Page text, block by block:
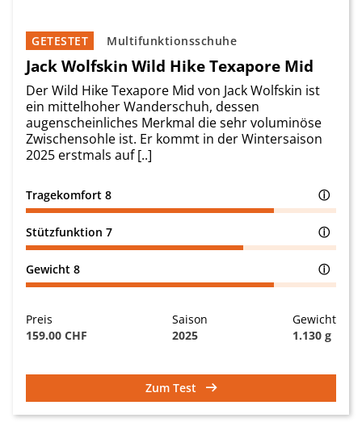
Multifunktionsschuhe
GETESTET
Jack Wolfskin Wild Hike Texapore Mid
Der Wild Hike Texapore Mid von Jack Wolfskin ist
ein mittelhoher Wanderschuh, dessen
augenscheinliches Merkmal die sehr voluminöse
Zwischensohle ist. Er kommt in der Wintersaison
2025 erstmals auf [..]
Tragekomfort 8 ⓘ
Stützfunktion 7 ⓘ
Gewicht 8 ⓘ
Preis
159.00 CHF
Saison
2025
Gewicht
1.130 g
Zum Test